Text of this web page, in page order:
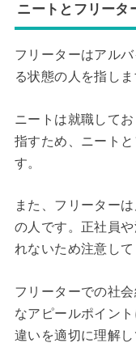
ニートとフリータ
フリーターはアル
る状態の人を指しま
ニートは就職して
指すため、ニート
す。
また、フリーター
の人です。正社員
れないため注意して
フリーターでの社
なアピールポイン
違いを適切に理解し